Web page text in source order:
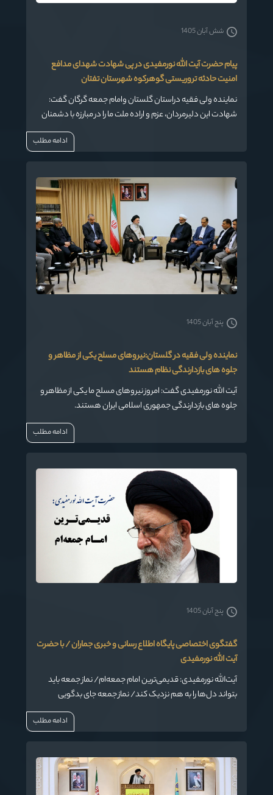
پیام حضرت آیت الله نورمفیدی در پی شهادت شهدای مدافع
امنیت حادثه تروریستی گوهرکوه شهرستان تفتان
نماینده ولی فقیه دراستان گلستان وامام جمعه گرگان گفت:
شهادت این دلیرمردان، عزم و اراده ملت ما را در مبارزه با دشمنان
شش آبان 1405
ادامه مطلب
نماینده ولی فقیه در گلستان:نیروهای مسلح یکی از مظاهر و
جلوه های بازدارندگی نظام هستند
آیت الله نورمفیدی گفت: امروز نیروهای مسلح ما یکی از مظاهر و
جلوه های بازدارندگی جمهوری اسلامی ایران هستند.
پنج آبان 1405
ادامه مطلب
گفتگوی اختصاصی پایگاه اطلاع رسانی و خبری جماران / با حضرت
آیت الله نورمفیدی
آیت‌الله نورمفیدی: قدیمی‌ترین امام جمعه‌ام/ نماز جمعه باید
بتواند دل‌ها را به هم نزدیک کند/ نماز جمعه جای بدگویی
نیست/ امام جمعه باید هم از نظام و دولت دفاع کند، هم
پنج آبان 1405
ادامه مطلب